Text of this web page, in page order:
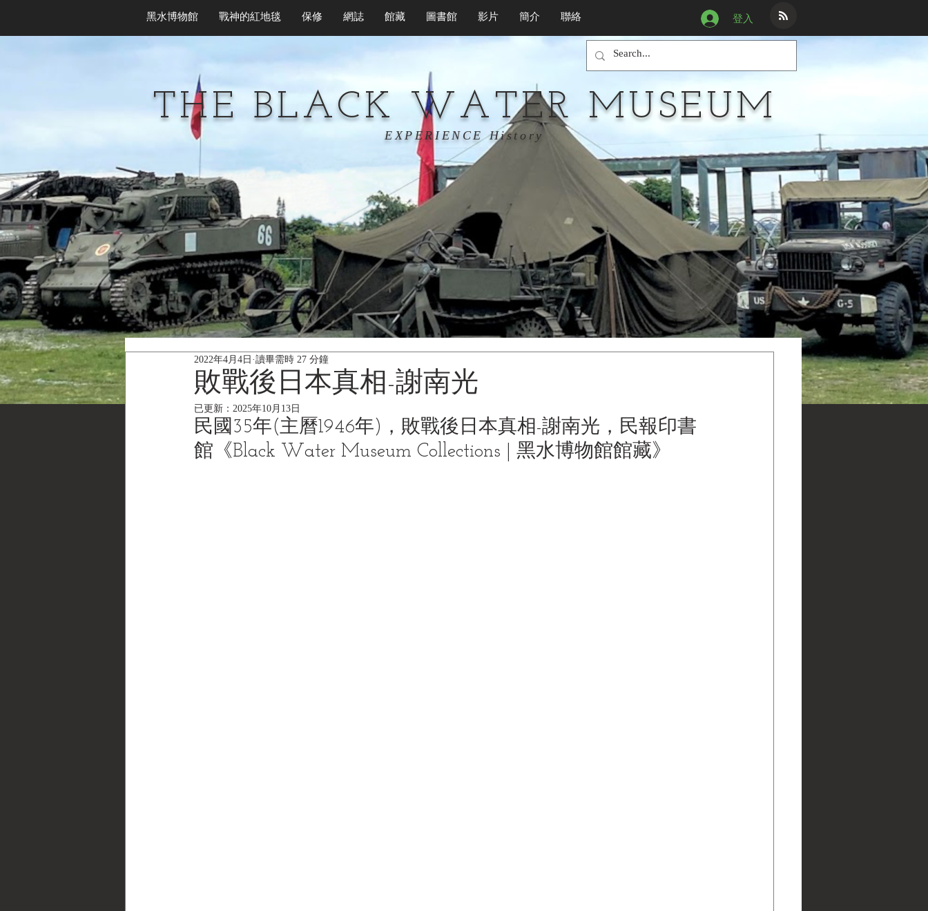
黑水博物館 戰神的紅地毯 保修 網誌 館藏 圖書館 影片 簡介 聯絡 登入
THE BLACK WATER MUSEUM
EXPERIENCE History
敗戰後日本真相-謝南光
2022年4月4日 讀畢需時 27 分鐘
已更新： 2025年10月13日
民國35年(主曆1946年)，敗戰後日本真相-謝南光，民報印書
館《Black Water Museum Collections | 黑水博物館館藏》